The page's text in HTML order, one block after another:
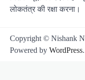
लोकतंत्र की रक्षा करना।
Copyright © Nishank
Powered by WordPress.